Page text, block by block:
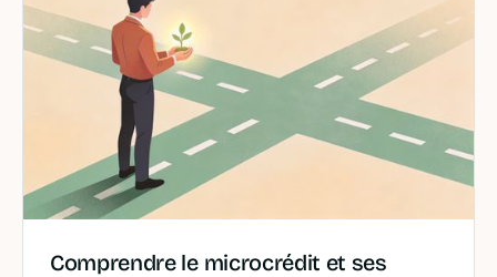
Comprendre le microcrédit et ses